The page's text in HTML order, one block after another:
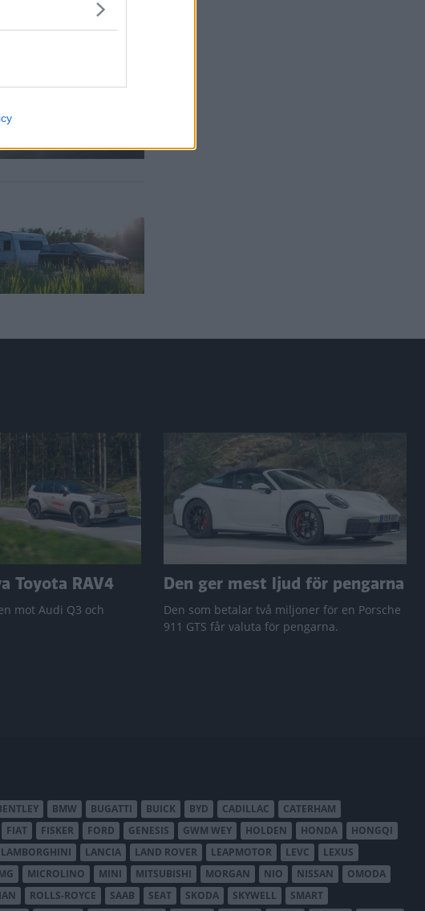
Toyota RAV4
mot Audi Q3 och
Den ger mest ljud för pengarna
Den som betalar två miljoner för en Porsche
911 GTS får valuta för pengarna.
BMW BUGATTI BUICK BYD CADILLAC
CATERHAM
FIAT FISKER FORD GENESIS GWM WEY HOLDEN HONDA
HONGQI
LAMBORGHINI LANCIA LAND ROVER LEAPMOTOR LEVC
LEXUS
MICROLINO MINI MITSUBISHI MORGAN NIO NISSAN
OMODA
ROLLS-ROYCE SAAB SEAT SKODA SKYWELL
SMART